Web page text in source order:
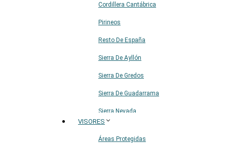
Cordillera Cantábrica
Pirineos
Resto De España
Sierra De Ayllón
Sierra De Gredos
Sierra De Guadarrama
Sierra Nevada
VISORES
Áreas Protegidas